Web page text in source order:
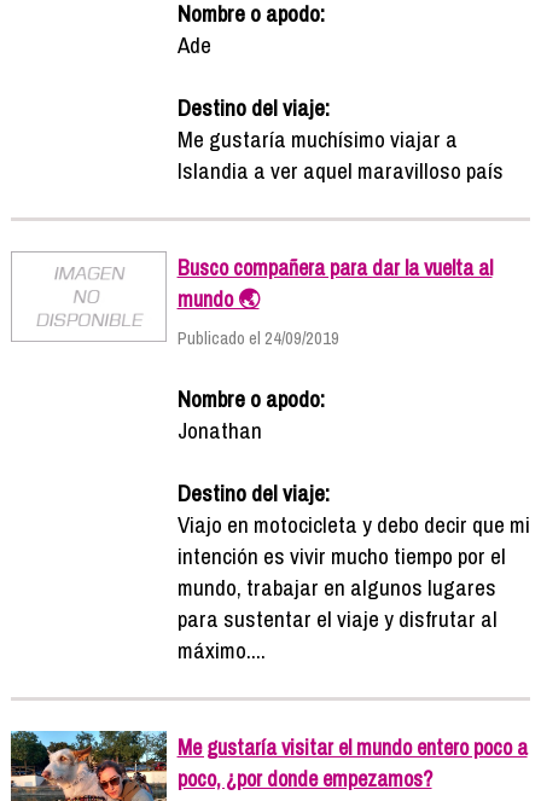
Nombre o apodo:
Ade
Destino del viaje:
Me gustaría muchísimo viajar a
Islandia a ver aquel maravilloso país
Busco compañera para dar la vuelta al
mundo 🌏
Publicado el 24/09/2019
Nombre o apodo:
Jonathan
Destino del viaje:
Viajo en motocicleta y debo decir que mi
intención es vivir mucho tiempo por el
mundo, trabajar en algunos lugares
para sustentar el viaje y disfrutar al
máximo....
Me gustaría visitar el mundo entero poco a
poco, ¿por donde empezamos?